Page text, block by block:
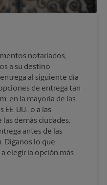
notariados,
a su destino
al siguiente día
de entrega tan
en la mayoría de las
UU., o a las
las demás ciudades.
antes de las
Díganos lo que
elegir la opción más